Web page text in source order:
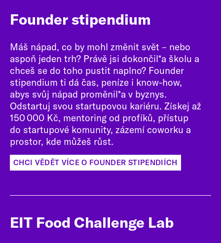
Founder stipendium
Máš nápad, co by mohl změnit svět – nebo
aspoň jeden trh? Právě jsi dokončil*a školu a
chceš se do toho pustit naplno? Founder
stipendium ti dá čas, peníze i know-how,
abys svůj nápad proměnil*a v byznys.
Odstartuj svou startupovou kariéru. Získej až
150 000 Kč, mentoring od profíků, přístup
do startupové komunity, zázemí coworku a
prostor, kde můžeš růst.
CHCI VĚDĚT VÍCE O FOUNDER STIPENDIÍCH
EIT Food Challenge Lab